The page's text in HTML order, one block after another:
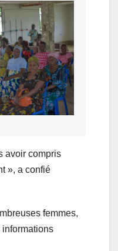
avoir compris
», a confié
femmes,
informations